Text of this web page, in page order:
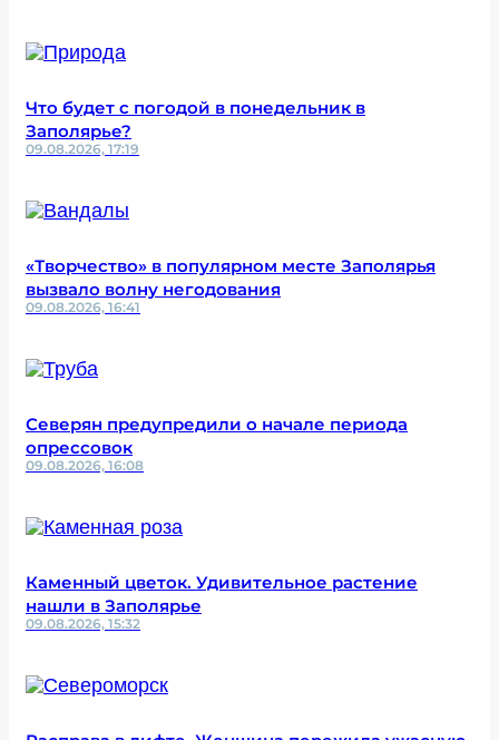
Что будет с погодой в понедельник в
Заполярье?
09.08.2026, 17:19
«Творчество» в популярном месте Заполярья
вызвало волну негодования
09.08.2026, 16:41
Северян предупредили о начале периода
опрессовок
09.08.2026, 16:08
Каменный цветок. Удивительное растение
нашли в Заполярье
09.08.2026, 15:32